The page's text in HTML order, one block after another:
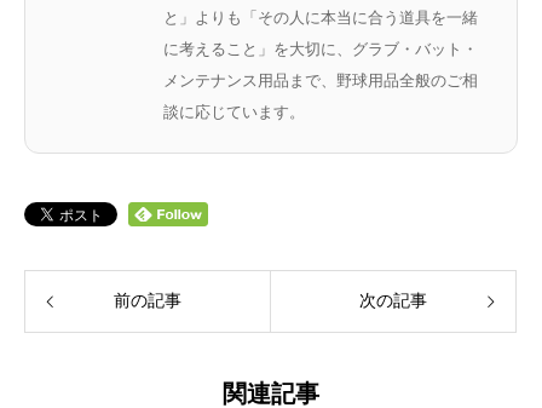
と」よりも「その人に本当に合う道具を一緒
に考えること」を大切に、グラブ・バット・
メンテナンス用品まで、野球用品全般のご相
談に応じています。
前の記事 次の記事
関連記事